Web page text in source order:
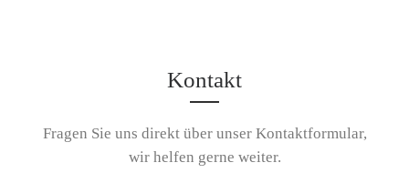
Kontakt
Fragen Sie uns direkt über unser Kontaktformular,
wir helfen gerne weiter.